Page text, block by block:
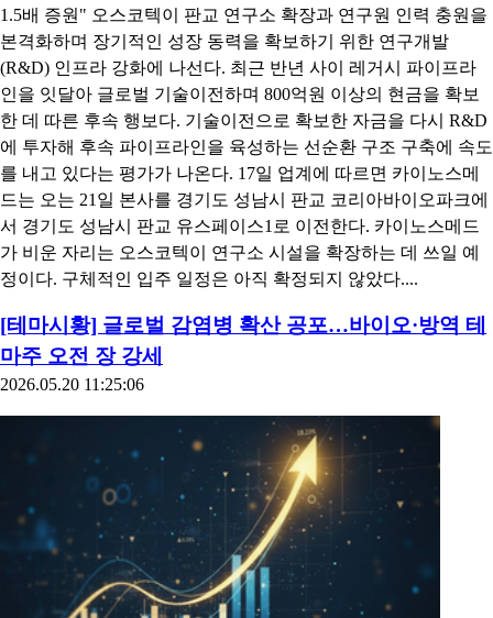
1.5배 증원" 오스코텍이 판교 연구소 확장과 연구원 인력 충원을
본격화하며 장기적인 성장 동력을 확보하기 위한 연구개발
(R&D) 인프라 강화에 나선다. 최근 반년 사이 레거시 파이프라
인을 잇달아 글로벌 기술이전하며 800억원 이상의 현금을 확보
한 데 따른 후속 행보다. 기술이전으로 확보한 자금을 다시 R&D
에 투자해 후속 파이프라인을 육성하는 선순환 구조 구축에 속도
를 내고 있다는 평가가 나온다. 17일 업계에 따르면 카이노스메
드는 오는 21일 본사를 경기도 성남시 판교 코리아바이오파크에
서 경기도 성남시 판교 유스페이스1로 이전한다. 카이노스메드
가 비운 자리는 오스코텍이 연구소 시설을 확장하는 데 쓰일 예
정이다. 구체적인 입주 일정은 아직 확정되지 않았다....
[테마시황] 글로벌 감염병 확산 공포…바이오·방역 테
마주 오전 장 강세
2026.05.20 11:25:06